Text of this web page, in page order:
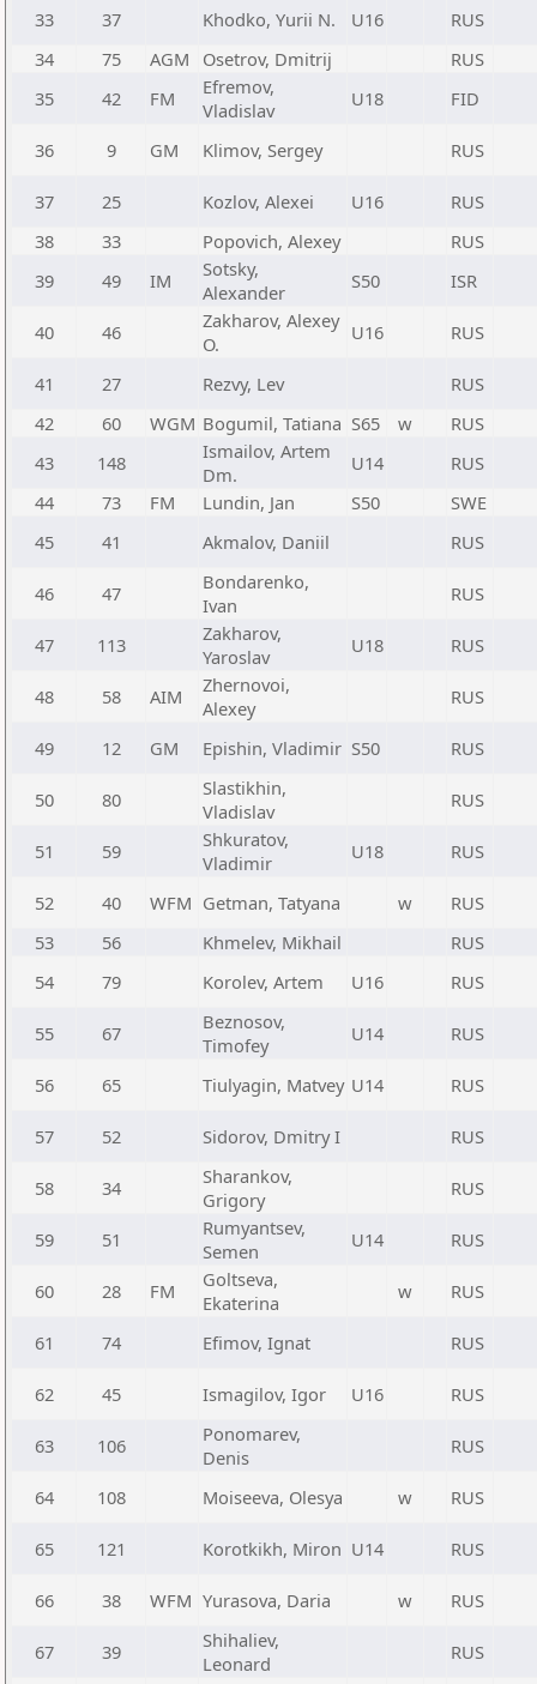
33 37 Khodko, Yurii N. U16
RUS
34
75 AGM Osetrov, Dmitrij
RUS
35
42 FM
Efremov,
Vladislav
U18 FID
36 9 GM Klimov, Sergey RUS
37 25 Kozlov, Alexei U16
RUS
38
33 Popovich, Alexey
RUS
39
49 IM
Sotsky,
Alexander
S50 ISR
40 46
Zakharov, Alexey
O.
U16 RUS
41 27 Rezvy, Lev
RUS
42
60 WGM Bogumil, Tatiana S65 w
RUS
43
148
Ismailov, Artem
Dm.
U14
RUS
44
73 FM Lundin, Jan S50
SWE
45
41 Akmalov, Daniil RUS
46 47
Bondarenko,
Ivan
RUS
47 113
Zakharov,
Yaroslav
U18 RUS
48 58 AIM
Zhernovoi,
Alexey
RUS
49 12 GM Epishin, Vladimir S50 RUS
50 80
Slastikhin,
Vladislav
RUS
51 59
Shkuratov,
Vladimir
U18 RUS
52 40 WFM Getman, Tatyana w
RUS
53
56 Khmelev, Mikhail
RUS
54
79 Korolev, Artem U16 RUS
55 67
Beznosov,
Timofey
U14 RUS
56 65 Tiulyagin, Matvey U14 RUS
57 52 Sidorov, Dmitry I RUS
58 34
Sharankov,
Grigory
RUS
59 51
Rumyantsev,
Semen
U14 RUS
60 28 FM
Goltseva,
Ekaterina
w RUS
61 74 Efimov, Ignat RUS
62 45 Ismagilov, Igor U16 RUS
63 106
Ponomarev,
Denis
RUS
64 108 Moiseeva, Olesya w RUS
65 121 Korotkikh, Miron U14 RUS
66 38 WFM Yurasova, Daria w RUS
67 39
Shihaliev,
Leonard
RUS